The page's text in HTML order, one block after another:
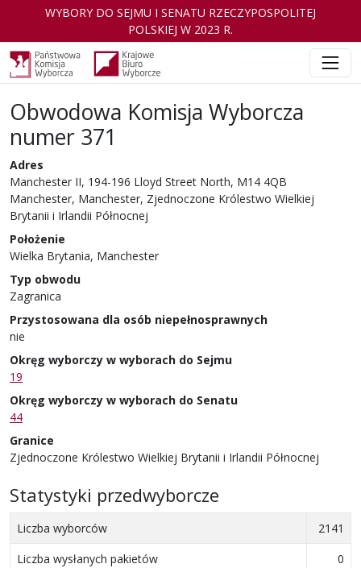
WYBORY DO SEJMU I SENATU RZECZYPOSPOLITEJ
POLSKIEJ W 2023 R.
Obwodowa Komisja Wyborcza
numer 371
Adres
Manchester II, 194-196 Lloyd Street North, M14 4QB
Manchester, Manchester, Zjednoczone Królestwo Wielkiej
Brytanii i Irlandii Północnej
Położenie
Wielka Brytania, Manchester
Typ obwodu
Zagranica
Przystosowana dla osób niepełnosprawnych
nie
Okręg wyborczy w wyborach do Sejmu
19
Okręg wyborczy w wyborach do Senatu
44
Granice
Zjednoczone Królestwo Wielkiej Brytanii i Irlandii Północnej
Statystyki przedwyborcze
Liczba wyborców
2141
Liczba wysłanych pakietów
0